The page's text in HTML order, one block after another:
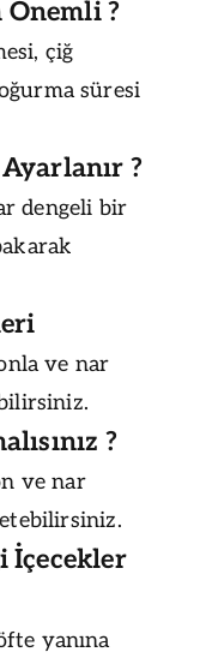
Önemli ?
çiğ
süresi
?
dengeli bir
ve nar
?
ve nar
İçecekler
yanına